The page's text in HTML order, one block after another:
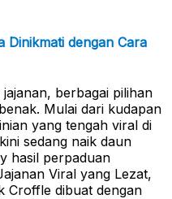
Dinikmati dengan Cara
berbagai pilihan
Mulai dari kudapan
yang tengah viral di
sedang naik daun
hasil perpaduan
Viral yang Lezat,
Croffle dibuat dengan